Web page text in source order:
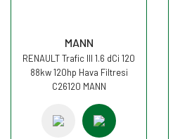
MANN
RENAULT Trafic III 1.6 dCi 120
88kw 120hp Hava Filtresi
C26120 MANN